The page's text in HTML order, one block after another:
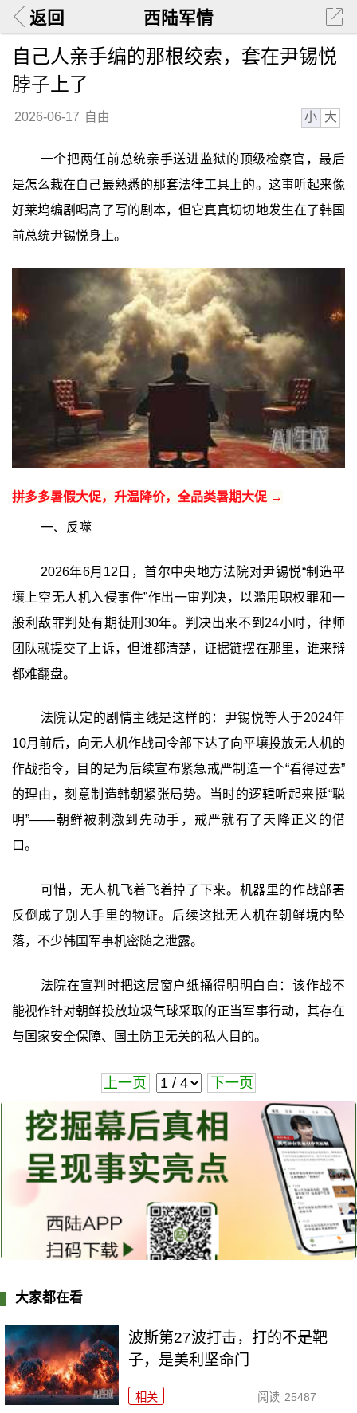
返回 西陆军情
自己人亲手编的那根绞索，套在尹锡悦
脖子上了
2026-06-17 自由 小 大
一个把两任前总统亲手送进监狱的顶级检察官，最后
是怎么栽在自己最熟悉的那套法律工具上的。这事听起来像
好莱坞编剧喝高了写的剧本，但它真真切切地发生在了韩国
前总统尹锡悦身上。
拼多多暑假大促，升温降价，全品类暑期大促 →
一、反噬
2026年6月12日，首尔中央地方法院对尹锡悦“制造平
壤上空无人机入侵事件”作出一审判决，以滥用职权罪和一
般利敌罪判处有期徒刑30年。判决出来不到24小时，律师
团队就提交了上诉，但谁都清楚，证据链摆在那里，谁来辩
都难翻盘。
法院认定的剧情主线是这样的：尹锡悦等人于2024年
10月前后，向无人机作战司令部下达了向平壤投放无人机的
作战指令，目的是为后续宣布紧急戒严制造一个“看得过去”
的理由，刻意制造韩朝紧张局势。当时的逻辑听起来挺“聪
明”——朝鲜被刺激到先动手，戒严就有了天降正义的借
口。
可惜，无人机飞着飞着掉了下来。机器里的作战部署
反倒成了别人手里的物证。后续这批无人机在朝鲜境内坠
落，不少韩国军事机密随之泄露。
法院在宣判时把这层窗户纸捅得明明白白：该作战不
能视作针对朝鲜投放垃圾气球采取的正当军事行动，其存在
与国家安全保障、国土防卫无关的私人目的。
上一页 下一页
大家都在看
波斯第27波打击，打的不是靶
子，是美利坚命门
相关 阅读 25487